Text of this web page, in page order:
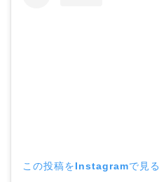
この投稿をInstagramで見る